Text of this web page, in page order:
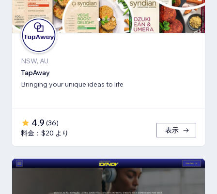
NSW, AU
TapAway
Bringing your unique ideas to life
4.9 (36)
料金：$20 より
表示